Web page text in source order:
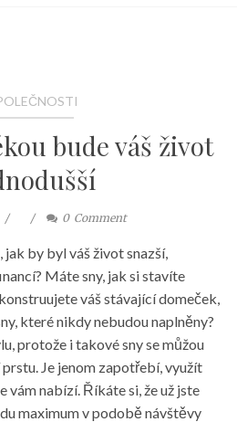
bude váš život
0 Comment
by byl váš život snazší,
Máte sny, jak si stavíte
váš stávající domeček,
které nikdy nebudou naplněny?
protože i takové sny se můžou
Je jenom zapotřebí, využít
vám nabízí. Říkáte si, že už jste
maximum v podobě návštěvy